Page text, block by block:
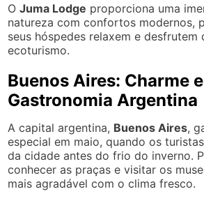
OJuma Lodge proporciona uma
natureza com confortos modernos,
seus hóspedes relaxem e desfrutem
ecoturismo.
Buenos Aires: Charme e
Gastronomia Argentina
A capital argentina, Buenos Aires,
especial em maio, quando os
da cidade antes do frio do inverno.
conhecer as praças e visitar os
mais agradável com o clima fresco.